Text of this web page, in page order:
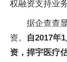
权融资支持业
据企查查
资。
自2017年
资，捍宇医疗